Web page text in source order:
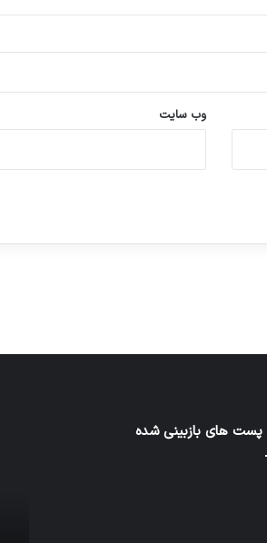
وب‌ سایت
توسط ژاکت
پست های بازبینی شده